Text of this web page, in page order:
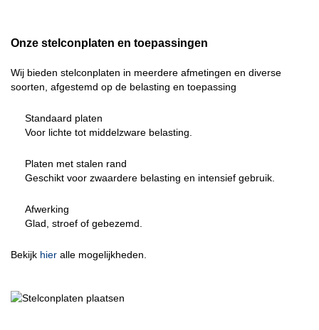
Onze stelconplaten en toepassingen
Wij bieden stelconplaten in meerdere afmetingen en diverse
soorten, afgestemd op de belasting en toepassing
Standaard platen
Voor lichte tot middelzware belasting.
Platen met stalen rand
Geschikt voor zwaardere belasting en intensief gebruik.
Afwerking
Glad, stroef of gebezemd.
Bekijk hier alle mogelijkheden.